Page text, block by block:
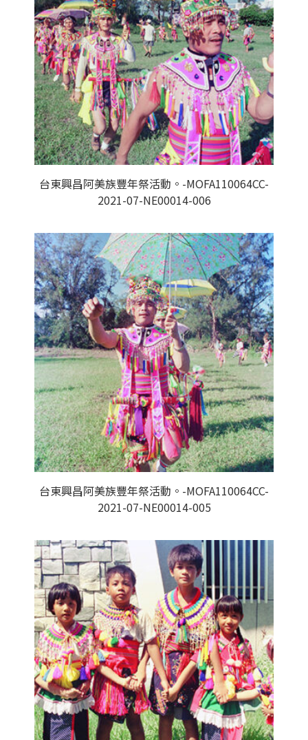
台東興昌阿美族豐年祭活動。-MOFA110064CC-
2021-07-NE00014-006
台東興昌阿美族豐年祭活動。-MOFA110064CC-
2021-07-NE00014-005